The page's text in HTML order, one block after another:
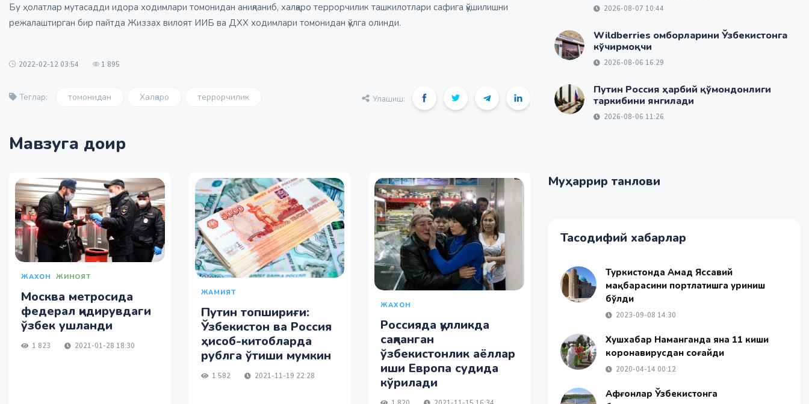
Бу ҳолатлар мутасадди идора ходимлари томонидан аниқланиб, халқаро террорчилик ташкилотлари сафига қўшилишни
режалаштирган бир пайтда Жиззах вилоят ИИБ ва ДХХ ходимлари томонидан қўлга олинди.
2022-02-12 03:54 1 895
Теглар: томонидан Халқаро террорчилик Улашиш:
Мавзуга доир
ЖАХОН ЖИНОЯТ
Москва метросида
федерал қидирувдаги
ўзбек ушланди
1 823 2021-01-28 18:30
ЖАМИЯТ
Путин топшириғи:
Ўзбекистон ва Россия
ҳисоб-китобларда
рублга ўтиши мумкин
1 582 2021-11-19 22:28
ЖАХОН
Россияда қулликда
сақланган
ўзбекистонлик аёллар
иши Европа судида
кўрилади
2026-08-07 10:44
Wildberries омборларини Ўзбекистонга
кўчирмоқчи
2026-08-06 16:29
Путин Россия ҳарбий қўмондонлиги
таркибини янгилади
2026-08-06 11:26
Муҳаррир танлови
Тасодифий хабарлар
Туркистонда Аҳмад Яссавий
мақбарасини портлатишга уриниш
бўлди
2023-09-08 14:30
Хушхабар Наманганда яна 11 киши
коронавирусдан соғайди
2020-04-14 00:12
Афғонлар Ўзбекистонга